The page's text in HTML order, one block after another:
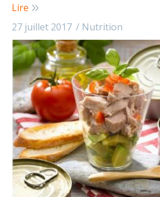
Lire
27 juillet 2017
Nutrition